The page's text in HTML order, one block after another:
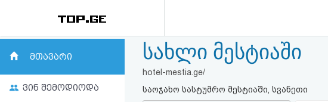
რეიტინგი
(მთავარი)
მთავარი
ვინ შემოდიოდა
სახლი მესტიაში
hotel-mestia.ge/
საოჯახო სასტუმრო მესტიაში, სვანეთი